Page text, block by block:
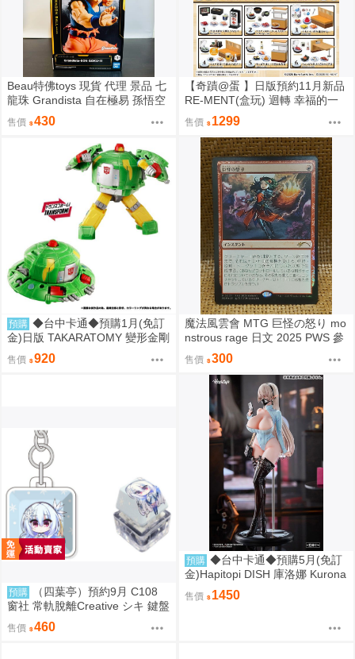
Beau特佛toys 現貨 代理 景品 七
龍珠 Grandista 自在極易 孫悟空
0206
售價 430
【奇蹟@蛋 】日版預約11月新品
RE-MENT(盒玩) 迴轉 幸福的一
盤 藏壽司(全6種) 中盒販售
售價 1299
預購 ◆台中卡通◆預購1月(免訂
金)日版 TAKARATOMY 變形金剛
NL-06 地球火種 宇宙飛碟 Cosm
os
售價 920
魔法風雲會 MTG 巨怪の怒り mo
nstrous rage 日文 2025 PWS 參
加賞 Promo
售價 300
預購
（四葉亭）預約9月 C108
窗社 常軌脫離Creative シキ 鍵盤
按鍵造型鑰匙圈 0814
售價 460
預購 ◆台中卡通◆預購5月(免訂
金)Hapitopi DISH 庫洛娜 Kurona
盛情邀請 1/6 1107
售價 1450